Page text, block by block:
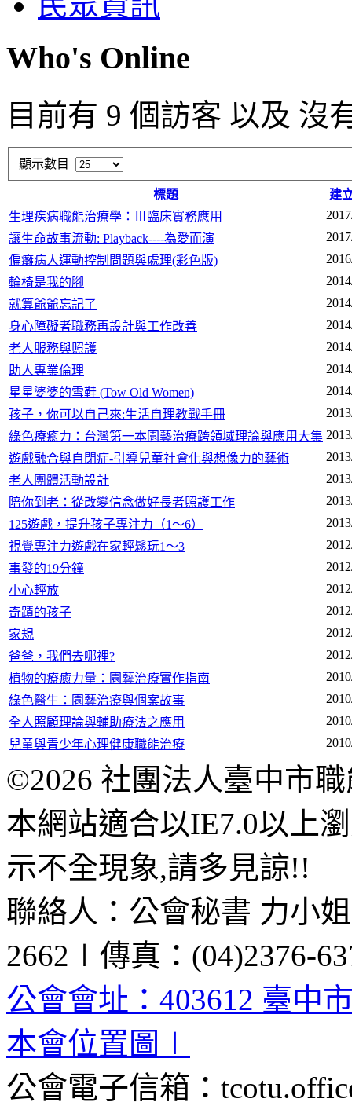
Who's Online
目前有 9 個訪客 以及 沒
顯示數目
標題
建
生理疾病職能治療學：Ⅲ臨床實務應用
讓生命故事流動: Playback----為愛而演
偏癱病人運動控制問題與處理(彩色版)
輪椅是我的腳
就算爺爺忘記了
身心障礙者職務再設計與工作改善
老人服務與照護
助人專業倫理
星星婆婆的雪鞋 (Tow Old Women)
孩子，你可以自己來:生活自理教戰手冊
綠色療癒力：台灣第一本園藝治療跨領域理論與應用大集
遊戲融合與自閉症-引導兒童社會化與想像力的藝術
老人團體活動設計
陪你到老：從改變信念做好長者照護工作
125遊戲，提升孩子專注力（1～6）
視覺專注力遊戲在家輕鬆玩1～3
事發的19分鐘
小心輕放
奇蹟的孩子
家規
爸爸，我們去哪裡?
植物的療癒力量：園藝治療實作指南
綠色醫生：園藝治療與個案故事
全人照顧理論與輔助療法之應用
兒童與青少年心理健康職能治療
©2026 社團法人臺中市
本網站適合以IE7.0以上
示不全現象,請多見諒!!
聯絡人：公會秘書 力小
2662∣傳真：(04)2376-
公會會址：403612 臺中
本會位置圖∣
公會電子信箱：